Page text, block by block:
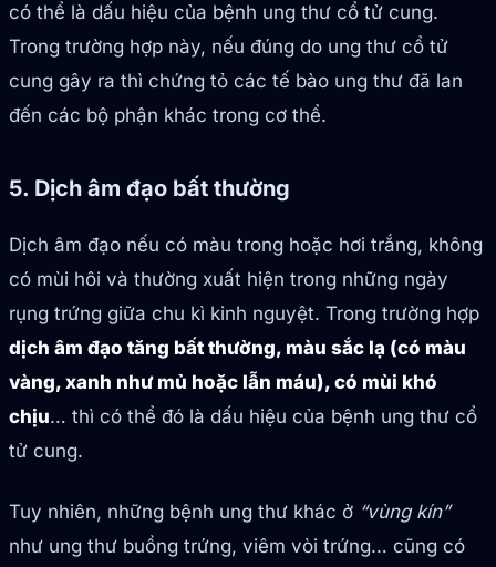
có thể là dấu hiệu của bệnh ung thư cổ tử cung.
Trong trường hợp này, nếu đúng do ung thư cổ tử
cung gây ra thì chứng tỏ các tế bào ung thư đã lan
đến các bộ phận khác trong cơ thể.
5. Dịch âm đạo bất thường
Dịch âm đạo nếu có màu trong hoặc hơi trắng, không
có mùi hôi và thường xuất hiện trong những ngày
rụng trứng giữa chu kì kinh nguyệt. Trong trường hợp
dịch âm đạo tăng bất thường, màu sắc lạ (có màu
vàng, xanh như mủ hoặc lẫn máu), có mùi khó
chịu… thì có thể đó là dấu hiệu của bệnh ung thư cổ
tử cung.
Tuy nhiên, những bệnh ung thư khác ở “vùng kín”
như ung thư buồng trứng, viêm vòi trứng… cũng có